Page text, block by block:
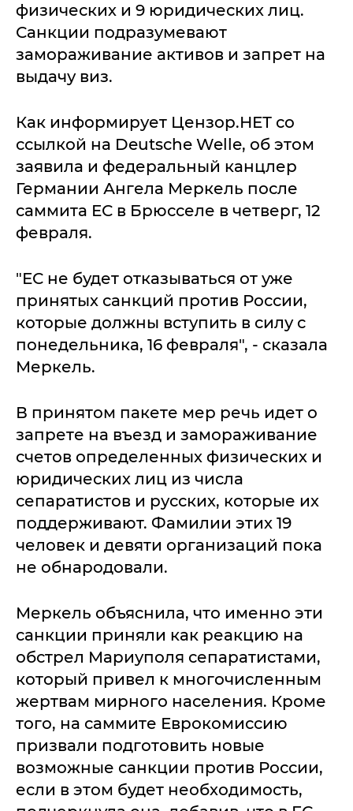
физических и 9 юридических лиц.
Санкции подразумевают
замораживание активов и запрет на
выдачу виз.
Как информирует Цензор.НЕТ со
ссылкой на Deutsche Welle, об этом
заявила и федеральный канцлер
Германии Ангела Меркель после
саммита ЕС в Брюсселе в четверг, 12
февраля.
"ЕС не будет отказываться от уже
принятых санкций против России,
которые должны вступить в силу с
понедельника, 16 февраля", - сказала
Меркель.
В принятом пакете мер речь идет о
запрете на въезд и замораживание
счетов определенных физических и
юридических лиц из числа
сепаратистов и русских, которые их
поддерживают. Фамилии этих 19
человек и девяти организаций пока
не обнародовали.
Меркель объяснила, что именно эти
санкции приняли как реакцию на
обстрел Мариуполя сепаратистами,
который привел к многочисленным
жертвам мирного населения. Кроме
того, на саммите Еврокомиссию
призвали подготовить новые
возможные санкции против России,
если в этом будет необходимость,